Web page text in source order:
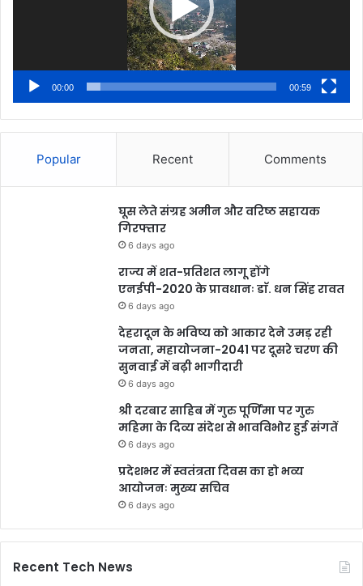
00:00 00:59
Popular Recent Comments
घूस लेते संग्रह अमीन और वरिष्ठ सहायक
गिरफ्तार
6 days ago
राज्य में शत-प्रतिशत लागू होंगे
एनईपी-2020 के प्रावधानः डाॅ. धन सिंह रावत
6 days ago
देहरादून के भविष्य को आकार देने उमड़ रही
जनता, महायोजना-2041 पर दूसरे चरण की
सुनवाई में बढ़ी भागीदारी
6 days ago
श्री दरबार साहिब में गुरु पूर्णिमा पर गुरु
महिमा के दिव्य संदेश से भावविभोर हुई संगतें
6 days ago
प्रदेशभर में स्वतंत्रता दिवस का हो भव्य
आयोजनः मुख्य सचिव
6 days ago
Recent Tech News